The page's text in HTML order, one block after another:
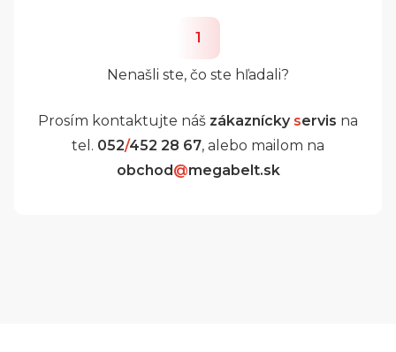
1
Nenašli ste, čo ste hľadali?
Prosím kontaktujte náš zákaznícky servis na
tel. 052/452 28 67, alebo mailom na
obchod @megabelt.sk